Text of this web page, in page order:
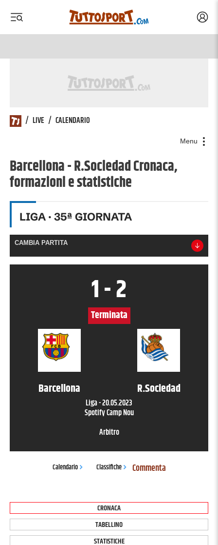
/ LIVE / CALENDARIO
Menu
Barcellona - R.Sociedad Cronaca,
formazioni e statistiche
LIGA · 35ª GIORNATA
CAMBIA PARTITA
Barcellona R.Sociedad
1-2
Terminata
Liga-20.05.2023
Spotify Camp Nou
Arbitro
Calendario Classifiche Commenta
CRONACA
TABELLINO
STATISTICHE